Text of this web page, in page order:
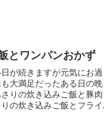
とワンパンおかず
が続きますが元気にお過
大満足だったある日の
りの炊き込みご飯と豚
の炊き込みご飯とフラ